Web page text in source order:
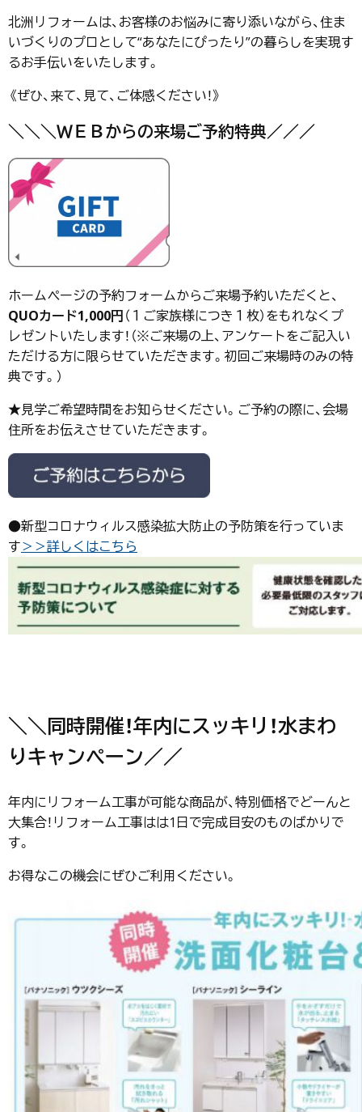
北洲リフォームは、お客様のお悩みに寄り添いながら、住ま
いづくりのプロとして“あなたにぴったり”の暮らしを実現す
るお手伝いをいたします。
《ぜひ、来て、見て、ご体感ください！》
＼＼＼ＷＥＢからの来場ご予約特典／／／
ホームページの予約フォームからご来場予約いただくと、
QUOカード1,000円（１ご家族様につき１枚）をもれなくプ
レゼントいたします！（※ご来場の上、アンケートをご記入い
ただける方に限らせていただきます。初回ご来場時のみの特
典です。）
★見学ご希望時間をお知らせください。ご予約の際に、会場
住所をお伝えさせていただきます。
●新型コロナウィルス感染拡大防止の予防策を行っていま
す＞＞詳しくはこちら
＼＼同時開催！年内にスッキリ！水まわ
りキャンペーン／／
年内にリフォーム工事が可能な商品が、特別価格でどーんと
大集合！リフォーム工事はは1日で完成目安のものばかりで
す。
お得なこの機会にぜひご利用ください。